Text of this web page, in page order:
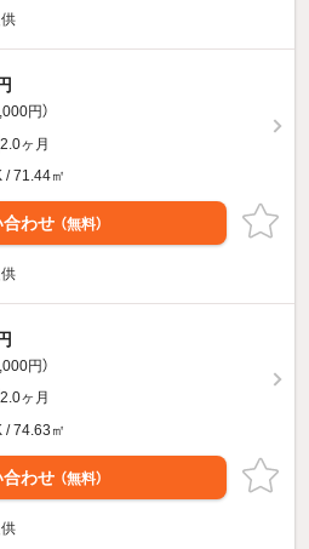
円）
2.0ヶ月
/ 71.44㎡
合わせ （無料）
円）
2.0ヶ月
/ 74.63㎡
合わせ （無料）